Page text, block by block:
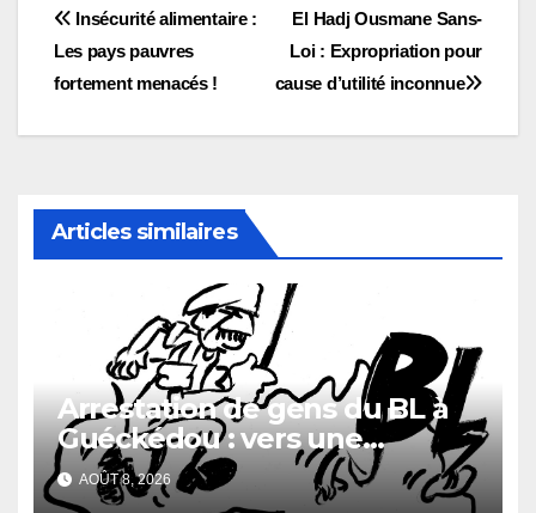
Navigation
de
l’article
El Hadj Ousmane Sans-
Loi : Expropriation pour
cause d’utilité inconnue
Insécurité alimentaire :
Les pays pauvres
fortement menacés !
Articles similaires
Arrestation de gens du BL à
Guéckédou : vers une
démission des conseillés du
parti à Ouendé-Kénéma ?
AOÛT 8, 2026